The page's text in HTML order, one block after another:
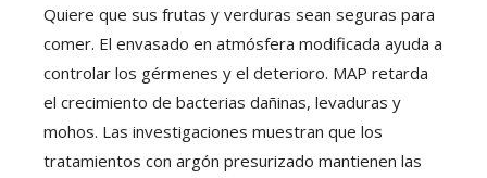
Quiere que sus frutas y verduras sean seguras para
comer. El envasado en atmósfera modificada ayuda a
controlar los gérmenes y el deterioro. MAP retarda
el crecimiento de bacterias dañinas, levaduras y
mohos. Las investigaciones muestran que los
tratamientos con argón presurizado mantienen las